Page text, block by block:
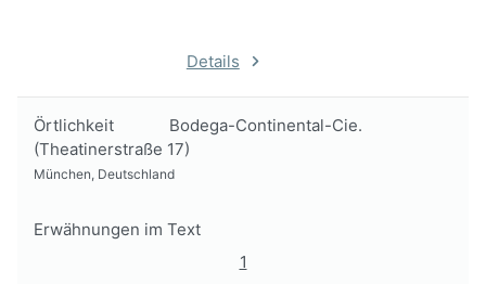
Details
Örtlichkeit
Bodega-Continental-Cie.
(Theatinerstraße 17)
München, Deutschland
Erwähnungen im Text
1